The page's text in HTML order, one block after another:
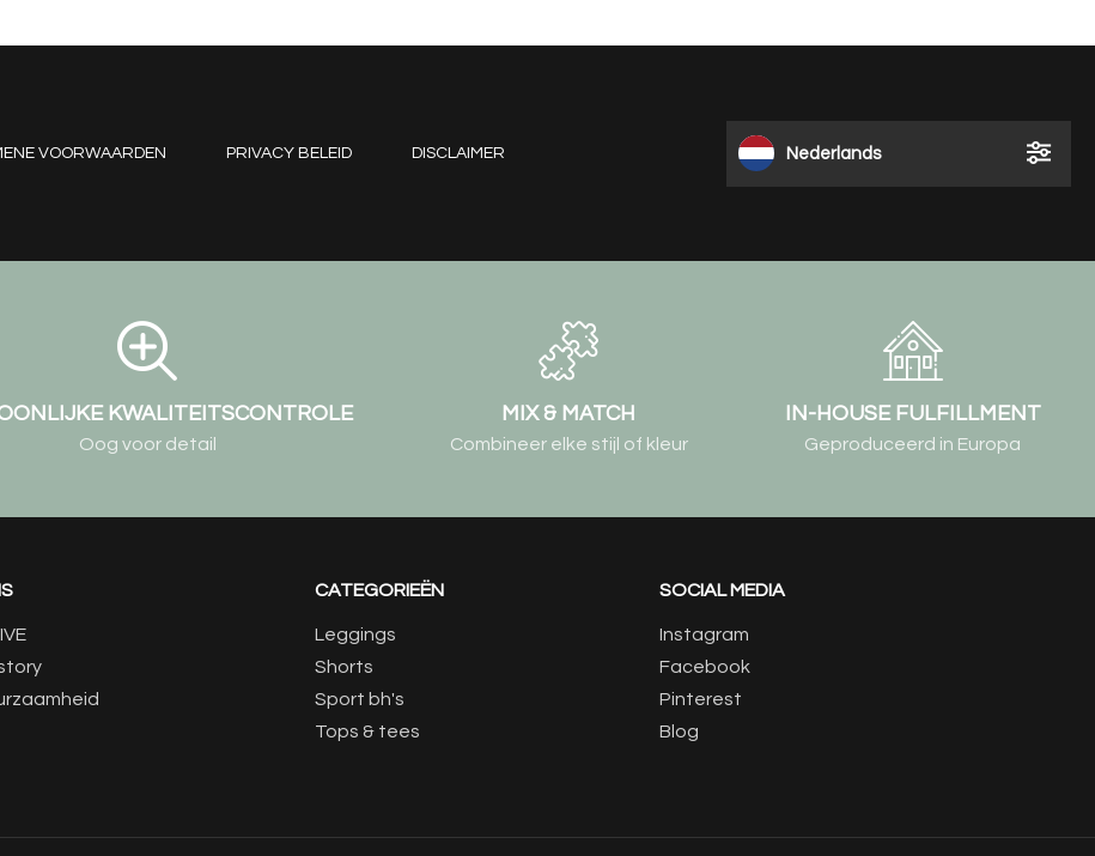
VOORWAARDEN PRIVACY BELEID DISCLAIMER Nederlands
KWALITEITSCONTROLE
Oog voor detail
MIX & MATCH
Combineer elke stijl of kleur
IN-HOUSE FULFILLMENT
Geproduceerd in Europa
CATEGORIEËN
Leggings
Shorts
Sport bh's
Tops & tees
SOCIAL MEDIA
Instagram
Facebook
Pinterest
Blog